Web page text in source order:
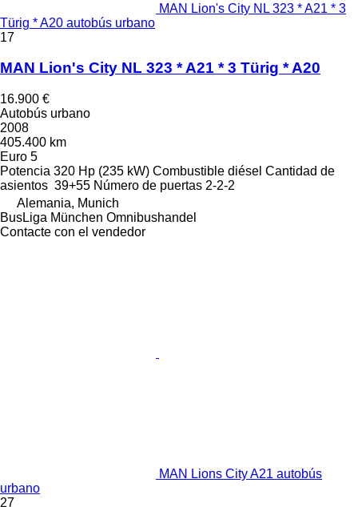
MAN Lion's City NL 323 * A21 * 3
Türig * A20 autobús urbano
17
MAN Lion's City NL 323 * A21 * 3 Türig * A20
16.900 €
Autobús urbano
2008
405.400 km
Euro 5
Potencia 320 Hp (235 kW) Combustible diésel Cantidad de
asientos 39+55 Número de puertas 2-2-2
Alemania, Munich
BusLiga München Omnibushandel
Contacte con el vendedor
MAN Lions City A21 autobús
urbano
27